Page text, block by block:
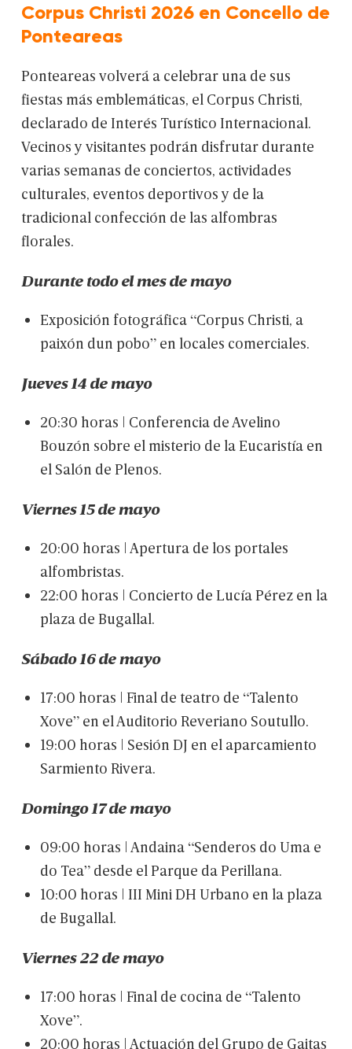
Corpus Christi 2026 en Concello de
Ponteareas
Ponteareas volveráacelebrarunade sus
fiestas más emblemáticas, el Corpus Christi,
declarado de Interés Turístico Internacional.
Vecinos y visitantes podrán disfrutardurante
varias semanas de conciertos, actividades
culturales, eventos deportivos y de la
tradicional confección de las alfombras
florales.
Durantetodoelmesdemayo
Exposición fotográfica“Corpus Christi, a
paixón dun pobo”en locales comerciales.
Jueves14demayo
20:30 horas | Conferenciade Avelino
Bouzón sobre el misterio de laEucaristíaen
el Salón de Plenos.
Viernes15demayo
20:00 horas | Aperturade los portales
alfombristas.
22:00 horas | Concierto de LucíaPérezen la
plazade Bugallal.
Sábado16demayo
17:00 horas | Final de teatro de “Talento
Xove”en el Auditorio Reveriano Soutullo.
19:00 horas | Sesión DJ en el aparcamiento
Sarmiento Rivera.
Domingo17demayo
09:00 horas | Andaina“Senderos do Umae
do Tea”desde el Parque daPerillana.
10:00 horas | III Mini DH Urbano en laplaza
de Bugallal.
Viernes22demayo
17:00 horas | Final de cocinade “Talento
Xove”.
20:00 horas | Actuación del Grupo de Gaitas